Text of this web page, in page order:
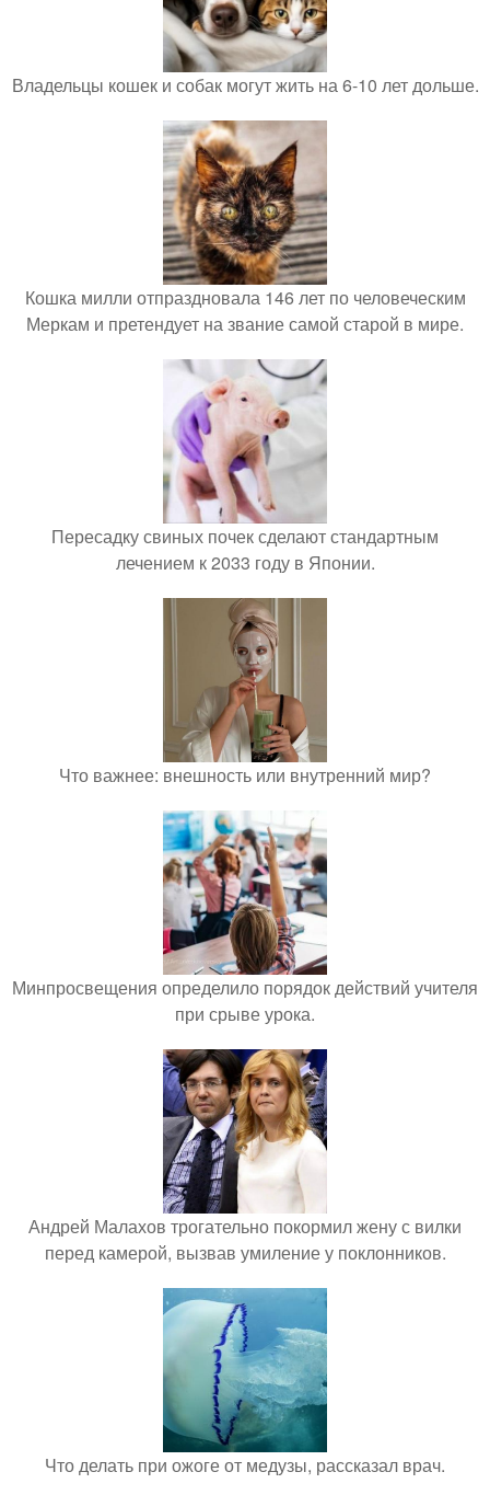
Владельцы кошек и собак могут жить на 6-10 лет дольше.
Кошка милли отпраздновала 146 лет по человеческим
Меркам и претендует на звание самой старой в мире.
Пересадку свиных почек сделают стандартным
лечением к 2033 году в Японии.
Что важнее: внешность или внутренний мир?
Минпросвещения определило порядок действий учителя
при срыве урока.
Андрей Малахов трогательно покормил жену с вилки
перед камерой, вызвав умиление у поклонников.
Что делать при ожоге от медузы, рассказал врач.